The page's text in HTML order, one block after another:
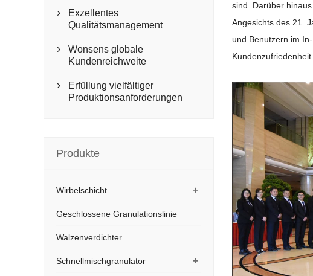
sind. Darüber
Angesichts des 21.
und Benutzern im

Exzellentes
Qualitätsmanagement

Wonsens globale
Kundenreichweite

Erfüllung vielfältiger
Produktionsanforderungen
Produkte
+
Wirbelschicht
Geschlossene Granulationslinie
Walzenverdichter
+
Schnellmischgranulator